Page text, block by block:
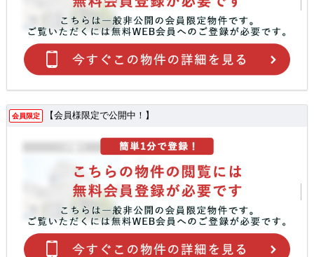
会員限定 【会員様限定で公開中！】